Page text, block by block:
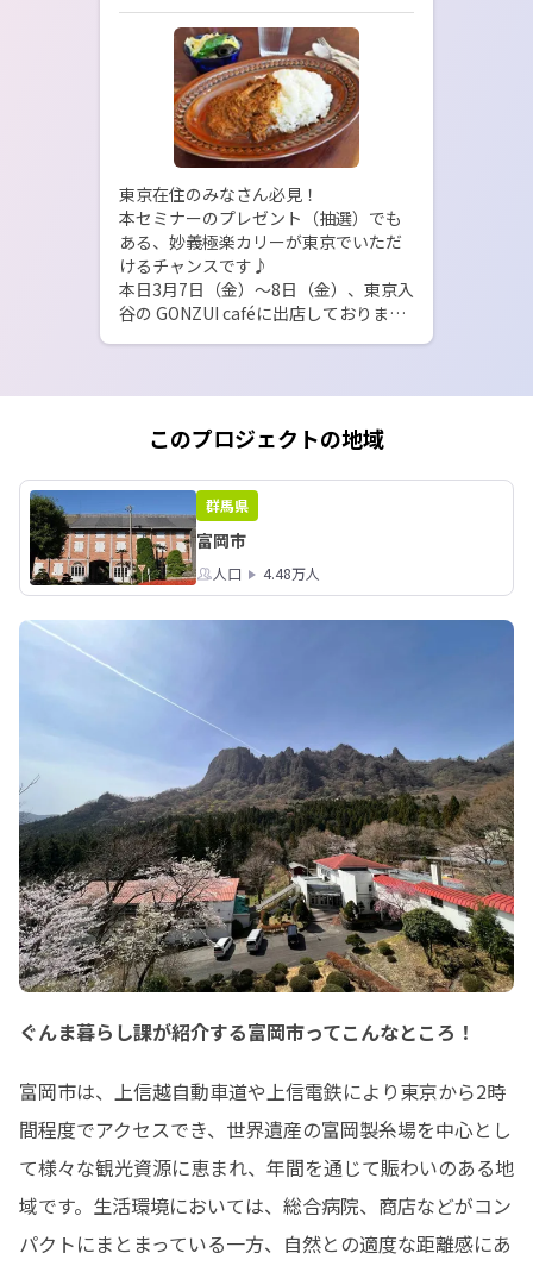
東京在住のみなさん必見！
本セミナーのプレゼント（抽選）でも
ある、妙義極楽カリーが東京でいただ
けるチャンスです♪
本日3月7日（金）～8日（金）、東京入
谷の GONZUI caféに出店しておりま
詳細はこちら↓
https://www.instagram.com/itononi
wa_plus/
本イベントのお申込みはこちら↓
https://forms.gle/VteAA9wSau1SYpe
89
このプロジェクトの地域
群馬県
富岡市
人口 4.48万人
ぐんま暮らし課が紹介する富岡市ってこんなところ！
富岡市は、上信越自動車道や上信電鉄により東京から2時
間程度でアクセスでき、世界遺産の富岡製糸場を中心とし
て様々な観光資源に恵まれ、年間を通じて賑わいのある地
域です。生活環境においては、総合病院、商店などがコン
パクトにまとまっている一方、自然との適度な距離感にあ